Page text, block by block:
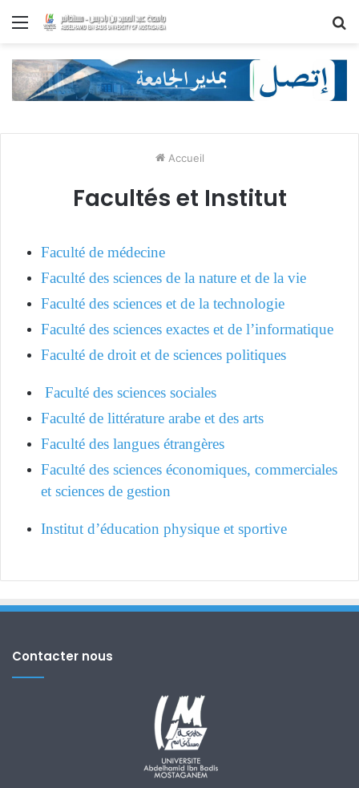
Menu
Accueil
Facultés et Institut
Faculté de médecine
Faculté des sciences de la nature et de la vie
Faculté des sciences et de la technologie
Faculté des sciences exactes et de l’informatique
Faculté de droit et de sciences politiques
Faculté des sciences sociales
Faculté de littérature arabe et des arts
Faculté des langues étrangères
Faculté des sciences économiques, commerciales
et sciences de gestion
Institut d’éducation physique et sportive
Contacter nous